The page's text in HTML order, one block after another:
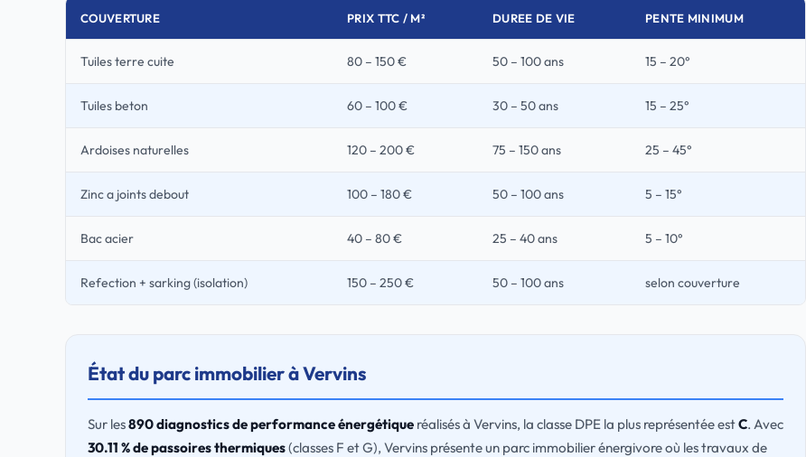
COUVERTURE PRIX TTC / M² DUREE DE VIE PENTE MINIMUM
Tuiles terre cuite 80 – 150 € 50 – 100 ans 15 – 20°
Tuiles beton 60 – 100 € 30 – 50 ans 15 – 25°
Ardoises naturelles 120 – 200 € 75 – 150 ans 25 – 45°
Zinc a joints debout 100 – 180 € 50 – 100 ans 5 – 15°
Bac acier 40 – 80 € 25 – 40 ans 5 – 10°
Refection + sarking (isolation) 150 – 250 € 50 – 100 ans selon couverture
État du parc immobilier à Vervins
Sur les890 diagnostics de performance énergétique réalisés à Vervins, la classe DPE la plus représentée estC. Avec
30.11 % de passoires thermiques(classes F et G), Vervins présente un parc immobilier énergivore où les travaux de